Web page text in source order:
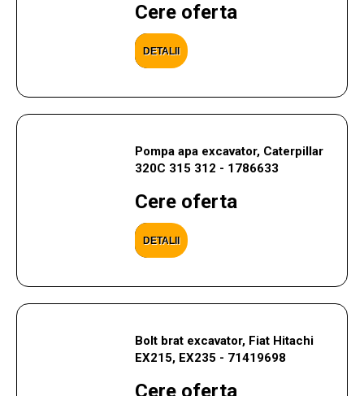
Cere oferta
DETALII
Pompa apa excavator, Caterpillar
320C 315 312 - 1786633
Cere oferta
DETALII
Bolt brat excavator, Fiat Hitachi
EX215, EX235 - 71419698
Cere oferta